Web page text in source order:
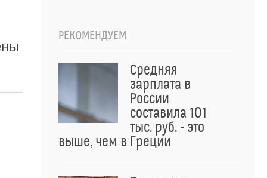
РЕКОМЕНДУЕМ
Средняя
зарплата в
России
составила 101
тыс. руб. - это
выше, чем в Греции